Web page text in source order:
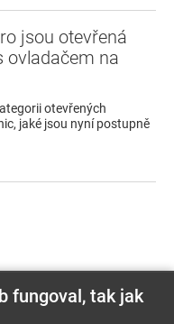
jsou otevřená
ovladačem na
otevřených
jaké jsou nyní postupně
fungoval, tak jak